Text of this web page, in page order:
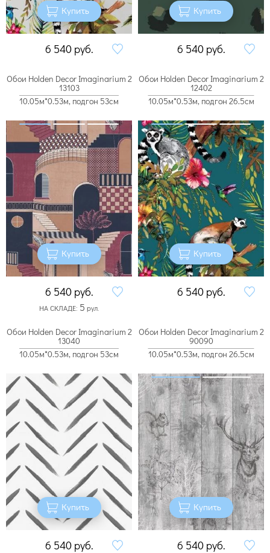
Купить
6 540 руб.
Купить
6 540 руб.
Обои Holden Decor Imaginarium 2
13103
10.05м*0.53м, подгон 53см
Купить
6 540 руб.
НА СКЛАДЕ: 5 рул.
Обои Holden Decor Imaginarium 2
12402
10.05м*0.53м, подгон 26.5см
Купить
6 540 руб.
Обои Holden Decor Imaginarium 2
13040
10.05м*0.53м, подгон 53см
Купить
6 540 руб.
Обои Holden Decor Imaginarium 2
90090
10.05м*0.53м, подгон 26.5см
Купить
6 540 руб.